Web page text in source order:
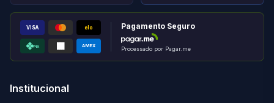
VISA elo
PIX AMEX
Pagamento Seguro
Processado por Pagar.me
Institucional